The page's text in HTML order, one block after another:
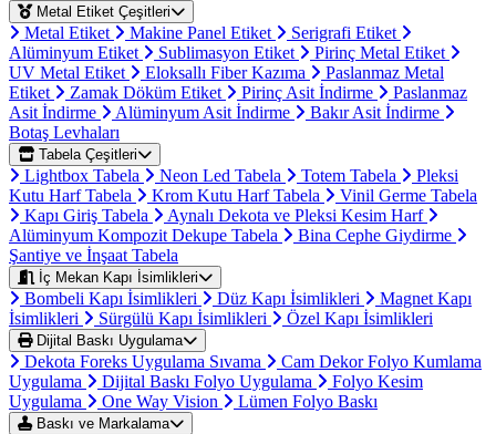
Metal Etiket Çeşitleri
Metal Etiket Makine Panel Etiket
Serigrafi Etiket
Alüminyum Etiket
Sublimasyon Etiket
Pirinç Metal Etiket
UV Metal Etiket
Eloksallı Fiber Kazıma
Paslanmaz Metal
Etiket
Zamak Döküm Etiket Pirinç Asit İndirme
Paslanmaz
Asit İndirme
Alüminyum Asit İndirme
Bakır Asit İndirme
Botaş Levhaları
Tabela Çeşitleri
Lightbox Tabela Neon Led Tabela Totem Tabela
Pleksi
Kutu Harf Tabela
Krom Kutu Harf Tabela
Vinil Germe Tabela
Kapı Giriş Tabela
Aynalı Dekota ve Pleksi Kesim Harf
Alüminyum Kompozit Dekupe Tabela
Bina Cephe Giydirme
Şantiye ve İnşaat Tabela
İç Mekan Kapı İsimlikleri
Bombeli Kapı İsimlikleri Düz Kapı İsimlikleri
Magnet Kapı
İsimlikleri
Sürgülü Kapı İsimlikleri Özel Kapı İsimlikleri
Dijital Baskı Uygulama
Dekota Foreks Uygulama Sıvama
Cam Dekor Folyo Kumlama
Uygulama
Dijital Baskı Folyo Uygulama
Folyo Kesim
Uygulama
One Way Vision Lümen Folyo Baskı
Baskı ve Markalama